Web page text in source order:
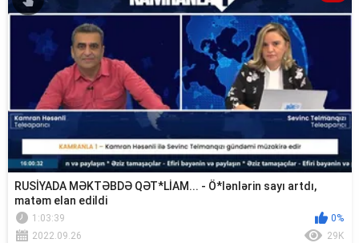
RUSİYADA MƏKTƏBDƏ QƏT*LİAM... - Ö*lənlərin sayı artdı,
matəm elan edildi
1:03:39
0%
2022.09.26
29K